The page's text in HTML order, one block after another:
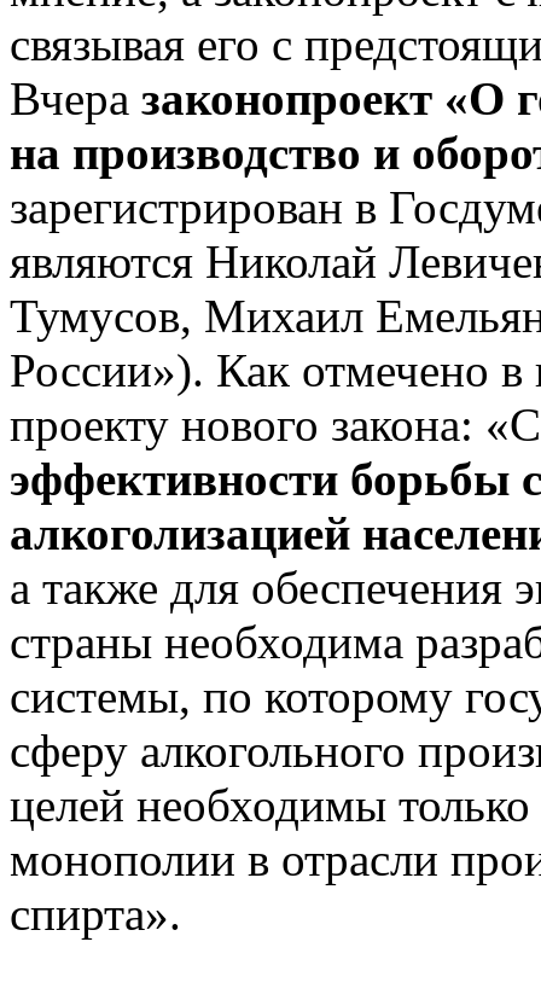
связывая его с
Вчера законопроект «О
на производство и
зарегистрирован в
являются Николай
Тумусов, Михаил
России»). Как отмечено в
проекту нового закона:
эффективности борьбы
алкоголизацией
а также для обеспечения
страны необходима
системы, по которому
сферу алкогольного
целей необходимы
монополии в отрасли
спирта».